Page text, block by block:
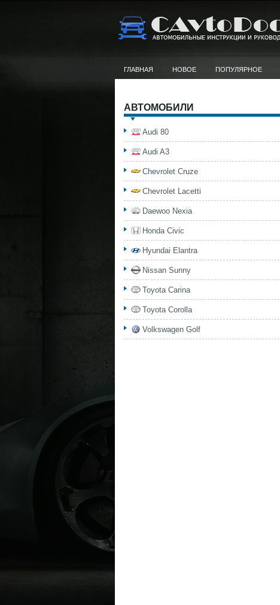
ГЛАВНАЯ НОВОЕ ПОПУЛЯРНОЕ
АВТОМОБИЛИ
Audi 80
Audi A3
Chevrolet Cruze
Chevrolet Lacetti
Daewoo Nexia
Honda Civic
Hyundai Elantra
Nissan Sunny
Toyota Carina
Toyota Corolla
Volkswagen Golf